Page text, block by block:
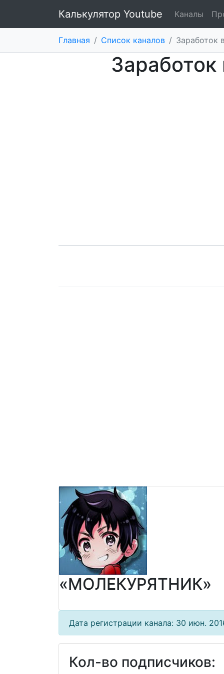
Калькулятор Youtube Каналы
Главная / Список каналов / Заработок
«МОЛЕКУРЯТНИК»
Дата регистрации канала: 30 июн.
Кол-во подписчиков: